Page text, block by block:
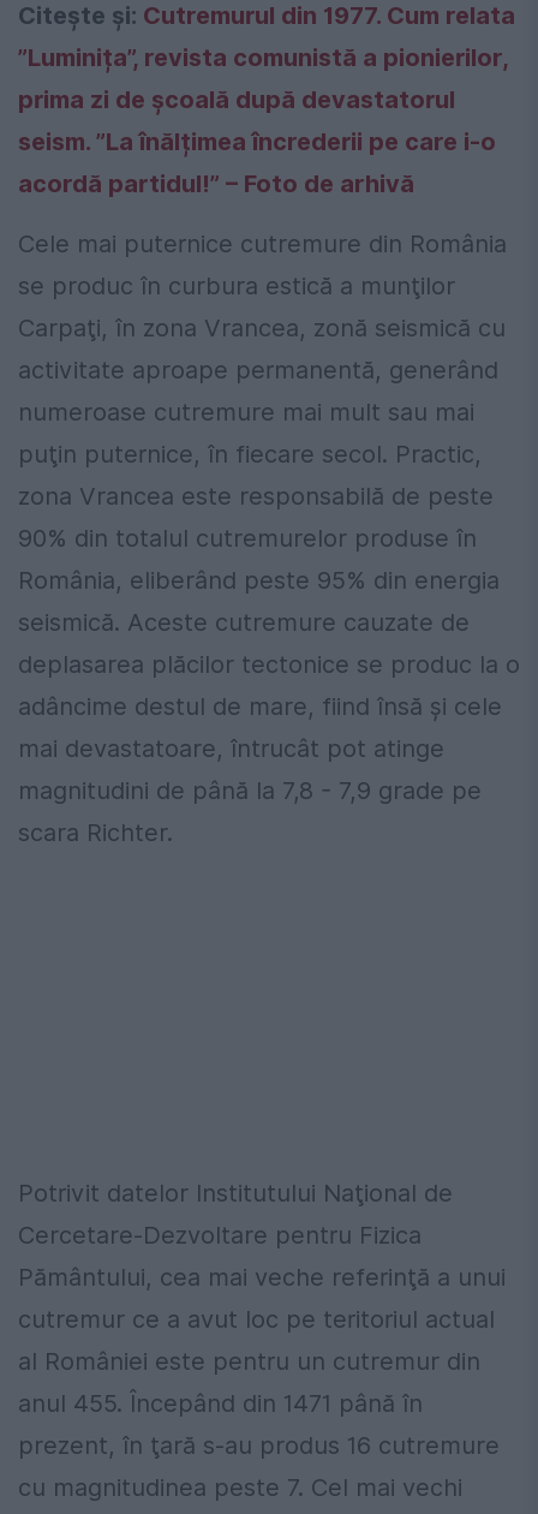
Citește și: Cutremurul din 1977. Cum relata
”Luminița”, revista comunistă a pionierilor,
prima zi de școală după devastatorul
seism. ”La înălțimea încrederii pe care i-o
acordă partidul!” – Foto de arhivă
Cele mai puternice cutremure din România
se produc în curbura estică a munţilor
Carpaţi, în zona Vrancea, zonă seismică cu
activitate aproape permanentă, generând
numeroase cutremure mai mult sau mai
puţin puternice, în fiecare secol. Practic,
zona Vrancea este responsabilă de peste
90% din totalul cutremurelor produse în
România, eliberând peste 95% din energia
seismică. Aceste cutremure cauzate de
deplasarea plăcilor tectonice se produc la o
adâncime destul de mare, fiind însă şi cele
mai devastatoare, întrucât pot atinge
magnitudini de până la 7,8 - 7,9 grade pe
scara Richter.
Potrivit datelor Institutului Naţional de
Cercetare-Dezvoltare pentru Fizica
Pământului, cea mai veche referinţă a unui
cutremur ce a avut loc pe teritoriul actual
al României este pentru un cutremur din
anul 455. Începând din 1471 până în
prezent, în ţară s-au produs 16 cutremure
cu magnitudinea peste 7. Cel mai vechi